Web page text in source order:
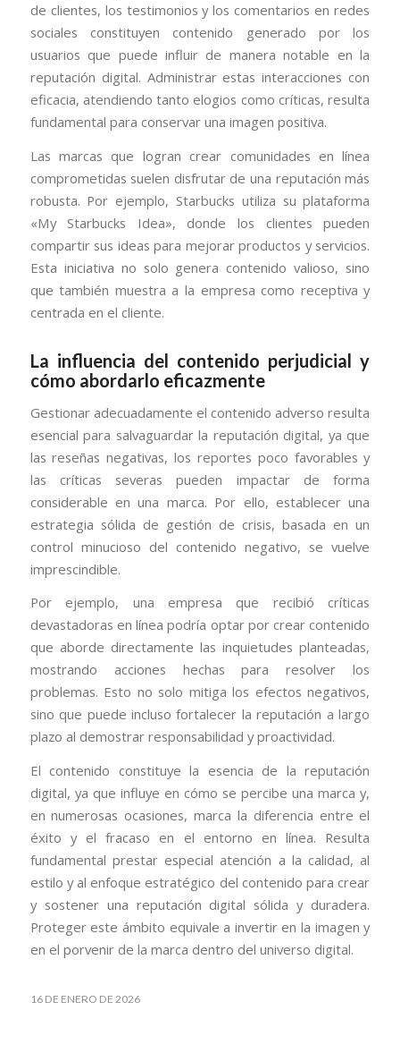
de clientes, los testimonios y los comentarios en redes
sociales constituyen contenido generado por los
usuarios que puede influir de manera notable en la
reputación digital. Administrar estas interacciones con
eficacia, atendiendo tanto elogios como críticas, resulta
fundamental para conservar una imagen positiva.
Las marcas que logran crear comunidades en línea
comprometidas suelen disfrutar de una reputación más
robusta. Por ejemplo, Starbucks utiliza su plataforma
«My Starbucks Idea», donde los clientes pueden
compartir sus ideas para mejorar productos y servicios.
Esta iniciativa no solo genera contenido valioso, sino
que también muestra a la empresa como receptiva y
centrada en el cliente.
La influencia del contenido perjudicial y
cómo abordarlo eficazmente
Gestionar adecuadamente el contenido adverso resulta
esencial para salvaguardar la reputación digital, ya que
las reseñas negativas, los reportes poco favorables y
las críticas severas pueden impactar de forma
considerable en una marca. Por ello, establecer una
estrategia sólida de gestión de crisis, basada en un
control minucioso del contenido negativo, se vuelve
imprescindible.
Por ejemplo, una empresa que recibió críticas
devastadoras en línea podría optar por crear contenido
que aborde directamente las inquietudes planteadas,
mostrando acciones hechas para resolver los
problemas. Esto no solo mitiga los efectos negativos,
sino que puede incluso fortalecer la reputación a largo
plazo al demostrar responsabilidad y proactividad.
El contenido constituye la esencia de la reputación
digital, ya que influye en cómo se percibe una marca y,
en numerosas ocasiones, marca la diferencia entre el
éxito y el fracaso en el entorno en línea. Resulta
fundamental prestar especial atención a la calidad, al
estilo y al enfoque estratégico del contenido para crear
y sostener una reputación digital sólida y duradera.
Proteger este ámbito equivale a invertir en la imagen y
en el porvenir de la marca dentro del universo digital.
16 DE ENERO DE 2026